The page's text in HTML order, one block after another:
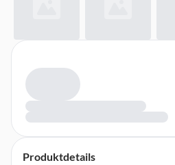
Produktdetails